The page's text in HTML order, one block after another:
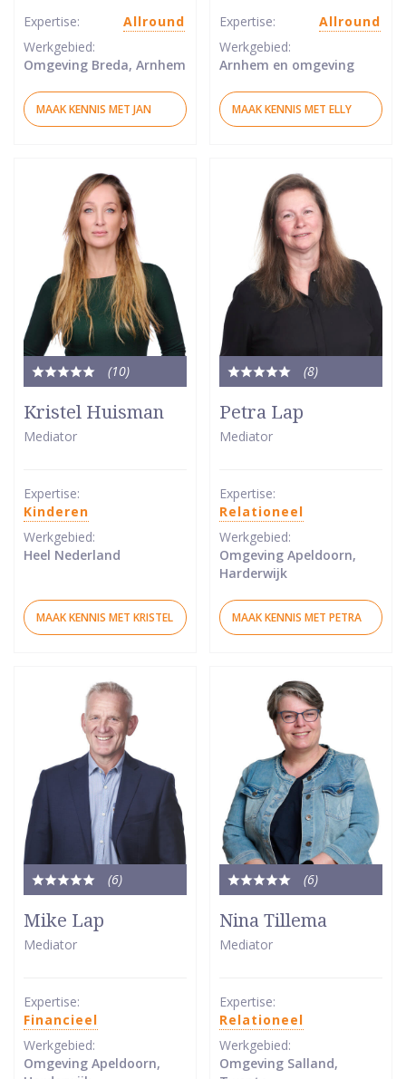
Expertise:
Allround
Werkgebied:
Omgeving Breda, Arnhem
MAAK KENNIS MET JAN
Expertise:
Allround
Werkgebied:
Arnhem en omgeving
MAAK KENNIS MET ELLY
(10)
Totale
5
van
Kristel Huisman
Mediator
Expertise:
Kinderen
Werkgebied:
Heel Nederland
MAAK KENNIS MET KRISTEL
(8)
Totale
5
van
Petra Lap
Mediator
Expertise:
Relationeel
Werkgebied:
Omgeving Apeldoorn,
Harderwijk
MAAK KENNIS MET PETRA
(6)
Totale
5
van
Mike Lap
Mediator
Expertise:
Financieel
Werkgebied:
Omgeving Apeldoorn,
(6)
Totale
5
van
Nina Tillema
Mediator
Expertise:
Relationeel
Werkgebied:
Omgeving Salland,